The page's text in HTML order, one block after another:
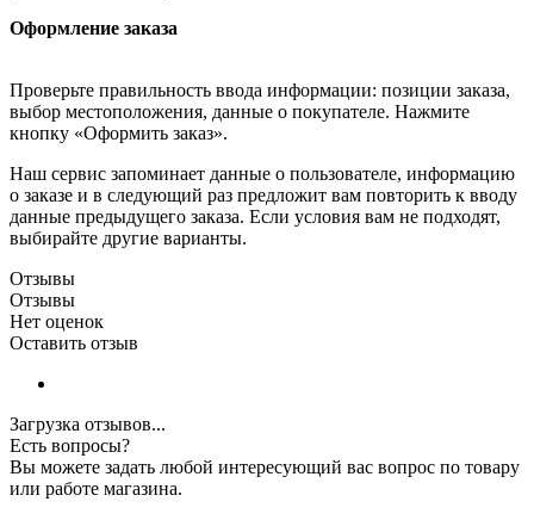
Оформление заказа
Проверьте правильность ввода информации: позиции заказа,
выбор местоположения, данные о покупателе. Нажмите
кнопку «Оформить заказ».
Наш сервис запоминает данные о пользователе, информацию
о заказе и в следующий раз предложит вам повторить к вводу
данные предыдущего заказа. Если условия вам не подходят,
выбирайте другие варианты.
Отзывы
Отзывы
Нет оценок
Оставить отзыв
Загрузка отзывов...
Есть вопросы?
Вы можете задать любой интересующий вас вопрос по товару
или работе магазина.